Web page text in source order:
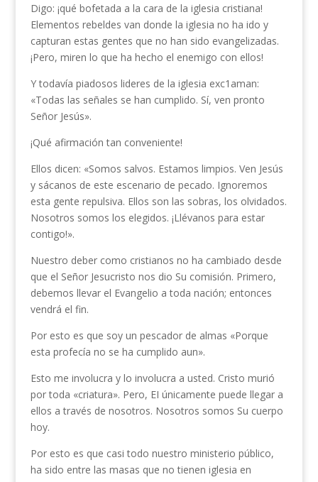
Digo: ¡qué bofetada a la cara de la iglesia cristiana!
Elementos rebeldes van donde la iglesia no ha ido y
capturan estas gentes que no han sido evangelizadas.
¡Pero, miren lo que ha hecho el enemigo con ellos!
Y todavía piadosos lideres de la iglesia exc1aman:
«Todas las señales se han cumplido. Sí, ven pronto
Señor Jesús».
¡Qué afirmación tan conveniente!
Ellos dicen: «Somos salvos. Estamos limpios. Ven Jesús
y sácanos de este escenario de pecado. Ignoremos
esta gente repulsiva. Ellos son las sobras, los olvidados.
Nosotros somos los elegidos. ¡Llévanos para estar
contigo!».
Nuestro deber como cristianos no ha cambiado desde
que el Señor Jesucristo nos dio Su comisión. Primero,
debemos llevar el Evangelio a toda nación; entonces
vendrá el fin.
Por esto es que soy un pescador de almas «Porque
esta profecía no se ha cumplido aun».
Esto me involucra y lo involucra a usted. Cristo murió
por toda «criatura». Pero, EI únicamente puede llegar a
ellos a través de nosotros. Nosotros somos Su cuerpo
hoy.
Por esto es que casi todo nuestro ministerio público,
ha sido entre las masas que no tienen iglesia en